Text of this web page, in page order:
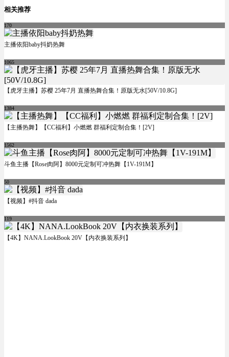
相关推荐
170
主播依阳baby抖奶热舞
1065
【虎牙主播】苏樱 25年7月 直播热舞合集！原版无水[50V/10.8G]
1384
【主播热舞】【CC福利】小燃燃 群福利定制合集！[2V]
1562
斗鱼主播【Rose肉阿】8000元定制可冲热舞【1V-191M】
50
【视频】#抖音 dada
119
【4K】NANA.LookBook 20V【内衣换装系列】